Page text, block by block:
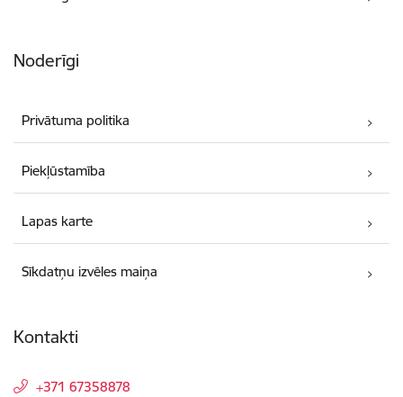
Noderīgi
Privātuma politika
Piekļūstamība
Lapas karte
Sīkdatņu izvēles maiņa
Kontakti
+371 67358878